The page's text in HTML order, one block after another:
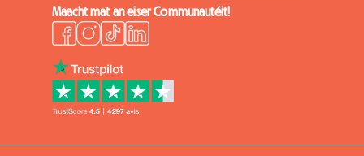
Maacht mat an eiser Communautéit!